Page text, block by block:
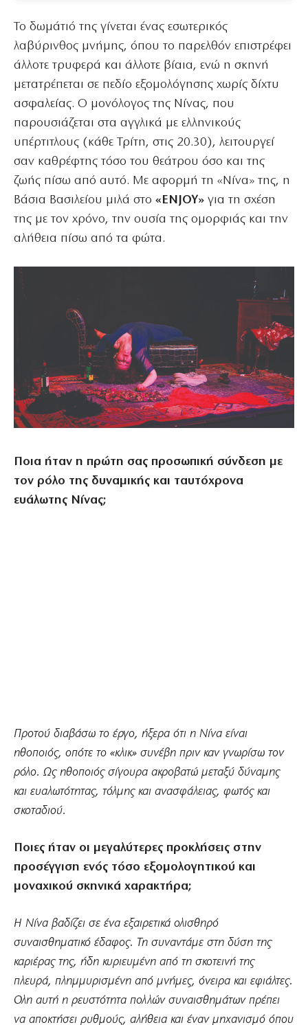
Το δωμάτιό της γίνεται ένας εσωτερικός
λαβύρινθος μνήμης, όπου το παρελθόν επιστρέφει
άλλοτε τρυφερά και άλλοτε βίαια, ενώ η σκηνή
μετατρέπεται σε πεδίο εξομολόγησης χωρίς δίχτυ
ασφαλείας. Ο μονόλογος της Νίνας, που
παρουσιάζεται στα αγγλικά με ελληνικούς
υπέρτιτλους (κάθε Τρίτη, στις 20.30), λειτουργεί
σαν καθρέφτης τόσο του θεάτρου όσο και της
ζωής πίσω από αυτό. Με αφορμή τη «Nίνα» της, η
Βάσια Βασιλείου μιλά στο «ENJOY» για τη σχέση
της με τον χρόνο, την ουσία της ομορφιάς και την
αλήθεια πίσω από τα φώτα.
Ποια ήταν η πρώτη σας προσωπική σύνδεση με
τον ρόλο της δυναμικής και ταυτόχρονα
ευάλωτης Νίνας;
Προτού διαβάσω το έργο, ήξερα ότι η Νίνα είναι
ηθοποιός, οπότε το «κλικ» συνέβη πριν καν γνωρίσω τον
ρόλο. Ως ηθοποιός σίγουρα ακροβατώ μεταξύ δύναμης
και ευαλωτότητας, τόλμης και ανασφάλειας, φωτός και
σκοταδιού.
Ποιες ήταν οι μεγαλύτερες προκλήσεις στην
προσέγγιση ενός τόσο εξομολογητικού και
μοναχικού σκηνικά χαρακτήρα;
Η Νίνα βαδίζει σε ένα εξαιρετικά ολισθηρό
συναισθηματικό έδαφος. Τη συναντάμε στη δύση της
καριέρας της, ήδη κυριευμένη από τη σκοτεινή της
πλευρά, πλημμυρισμένη από μνήμες, όνειρα και εφιάλτες.
Ολη αυτή η ρευστότητα πολλών συναισθημάτων πρέπει
να αποκτήσει ρυθμούς, αλήθεια και έναν μηχανισμό όπου